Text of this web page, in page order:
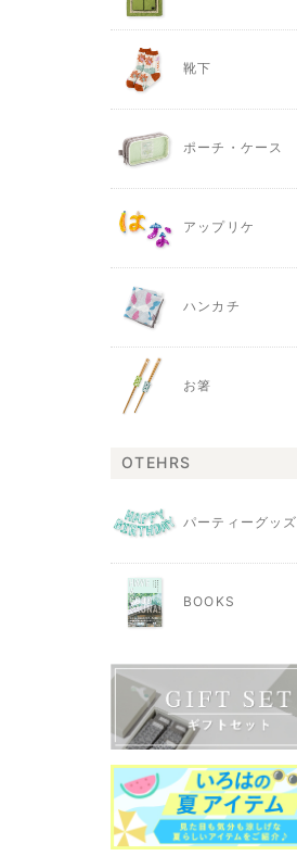
靴下
ポーチ・ケース
アップリケ
ハンカチ
お箸
OTEHRS
パーティーグッズ
BOOKS